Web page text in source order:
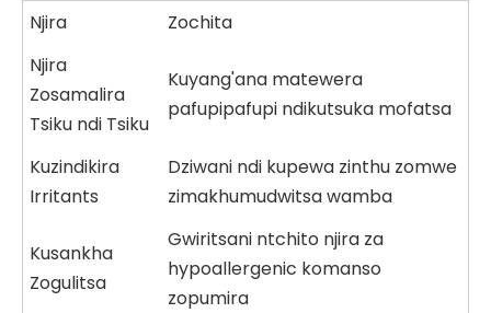
Njira
Zochita
Njira
Zosamalira
Tsiku ndi Tsiku
Kuyang'ana matewera
pafupipafupi ndikutsuka mofatsa
Kuzindikira
Irritants
Dziwani ndi kupewa zinthu zomwe
zimakhumudwitsa wamba
Kusankha
Zogulitsa
Gwiritsani ntchito njira za
hypoallergenic komanso
zopumira